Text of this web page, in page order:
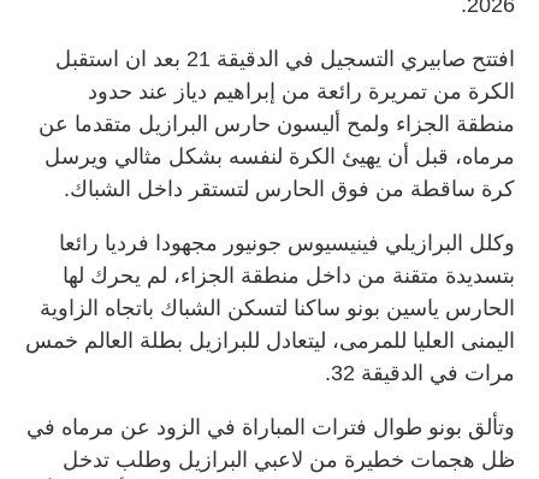
2026.
افتتح صابيري ⁠التسجيل في الدقيقة 21 بعد ان استقبل
الكرة من تمريرة رائعة من إبراهيم دياز عند حدود
منطقة الجزاء ولمح ‌أليسون حارس البرازيل متقدما عن
مرماه، قبل أن يهيئ الكرة لنفسه بشكل مثالي ويرسل
كرة ‌ساقطة من فوق الحارس لتستقر داخل ‌الشباك.
وكلل البرازيلي فينيسيوس جونيور مجهودا ‌فرديا رائعا
بتسديدة متقنة ‌من داخل منطقة الجزاء، لم يحرك لها
الحارس ياسين ​بونو ساكنا لتسكن ‌الشباك باتجاه ​الزاوية
اليمنى العليا للمرمى، ⁠ليتعادل للبرازيل بطلة العالم خمس
مرات في الدقيقة 32.
وتألق بونو طوال فترات المباراة في ​الزود ⁠عن ⁠مرماه في
ظل هجمات خطيرة من لاعبي البرازيل وطلب تدخل